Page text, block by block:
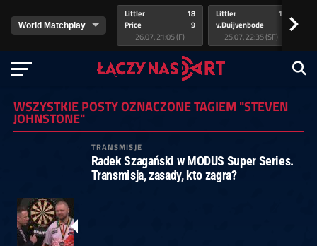
Littler
Price
18
9
26.07, 21:05 (F)
Littler
v.Duijvenbode
17
25.07, 22:35 (SF)
>
WSZYSTKIE POSTY OZNACZONE TAGIEM "STEVEN
JOHNSTONE"
TRANSMISJE
Radek Szagański w MODUS Super Series.
Transmisja, zasady, kto zagra?